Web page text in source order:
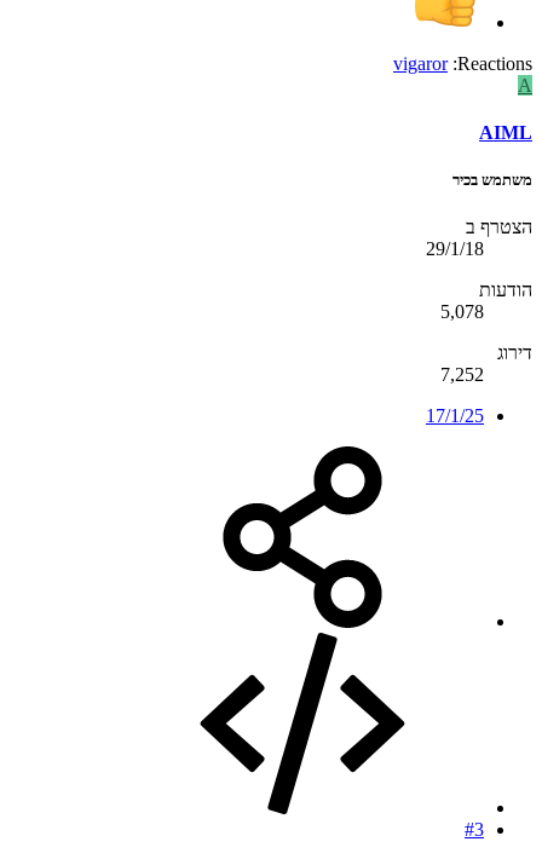
Reactions:
vigaror
A
AIML
משתמש בכיר
הצטרף ב
29/1/18
הודעות
5,078
דירוג
7,252
17/1/25
#3